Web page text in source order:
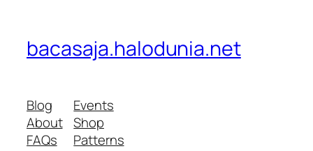
bacasaja.halodunia.net
Blog
About
FAQs
Events
Shop
Patterns